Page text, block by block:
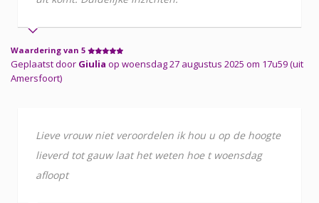
Waardering van 5
Geplaatst door Giulia op woensdag 27 augustus 2025 om 17u59 (uit
Amersfoort)
Lieve vrouw niet veroordelen ik hou u op de hoogte
lieverd tot gauw laat het weten hoe t woensdag
afloopt